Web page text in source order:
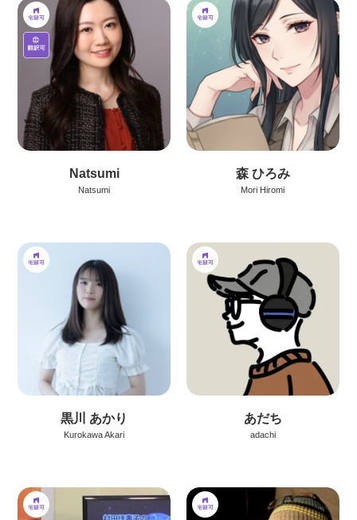
Natsumi
Natsumi
森 ひろみ
Mori Hiromi
黒川 あかり
Kurokawa Akari
あだち
adachi